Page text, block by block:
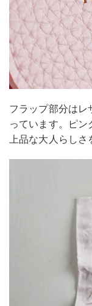
フラップ部分はレ
っています。ピン
上品な大人らしさ